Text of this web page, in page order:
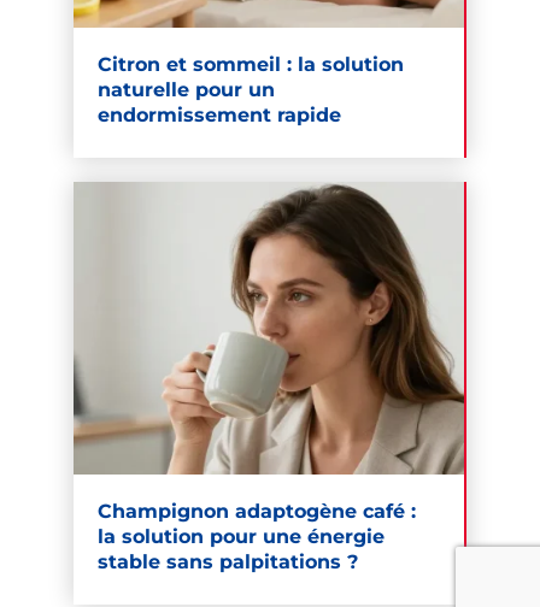
Citron et sommeil : la solution
naturelle pour un
endormissement rapide
Champignon adaptogène café :
la solution pour une énergie
stable sans palpitations ?